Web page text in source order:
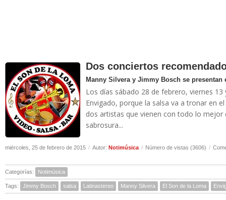
Dos conciertos
Manny Silvera y Jimmy Bosch se presentan
Los días sábado 28 de febrero, viernes
Envigado, porque la salsa va a tronar en
dos artistas que vienen con todo lo
sabrosura...
miércoles, 25 de febrero de 2015 / Autor: Notimúsica / Número de vistas (3606) /
Categorías: Notimúsica
Tags: Jimmy Bosch salsa Latinastereo Manny Silvera El Son de la Loma